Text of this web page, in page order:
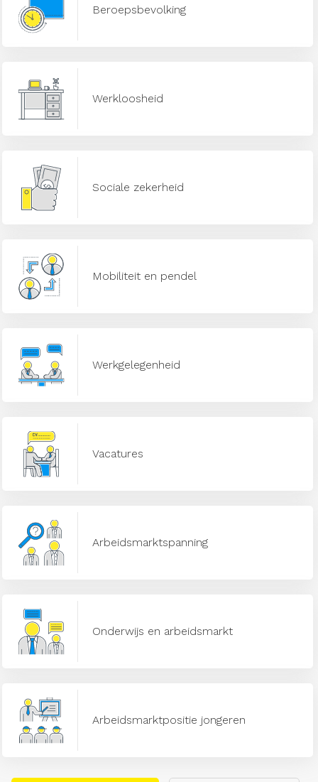
Beroepsbevolking
Werkloosheid
Sociale zekerheid
Mobiliteit en pendel
Werkgelegenheid
Vacatures
Arbeidsmarktspanning
Onderwijs en arbeidsmarkt
Arbeidsmarktpositie jongeren